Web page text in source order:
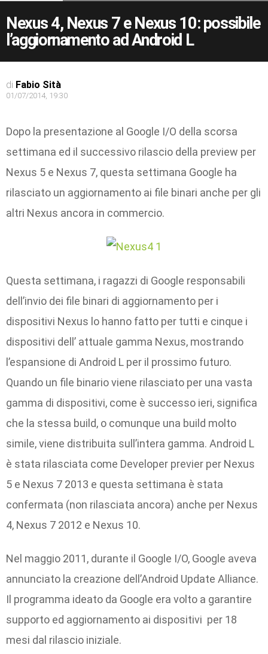
Nexus 4, Nexus 7 e Nexus 10: possibile
l’aggiornamento ad Android L
di Fabio Sità
01/07/2014, 19:30
Dopo la presentazione al Google I/O della scorsa
settimana ed il successivo rilascio della preview per
Nexus 5 e Nexus 7, questa settimana Google ha
rilasciato un aggiornamento ai file binari anche per gli
altri Nexus ancora in commercio.
Questa settimana, i ragazzi di Google responsabili
dell’invio dei file binari di aggiornamento per i
dispositivi Nexus lo hanno fatto per tutti e cinque i
dispositivi dell’ attuale gamma Nexus, mostrando
l’espansione di Android L per il prossimo futuro.
Quando un file binario viene rilasciato per una vasta
gamma di dispositivi, come è successo ieri, significa
che la stessa build, o comunque una build molto
simile, viene distribuita sull’intera gamma. Android L
è stata rilasciata come Developer previer per Nexus
5 e Nexus 7 2013 e questa settimana è stata
confermata (non rilasciata ancora) anche per Nexus
4, Nexus 7 2012 e Nexus 10.
Nel maggio 2011, durante il Google I/O, Google aveva
annunciato la creazione dell’Android Update Alliance.
Il programma ideato da Google era volto a garantire
supporto ed aggiornamento ai dispositivi per 18
mesi dal rilascio iniziale.